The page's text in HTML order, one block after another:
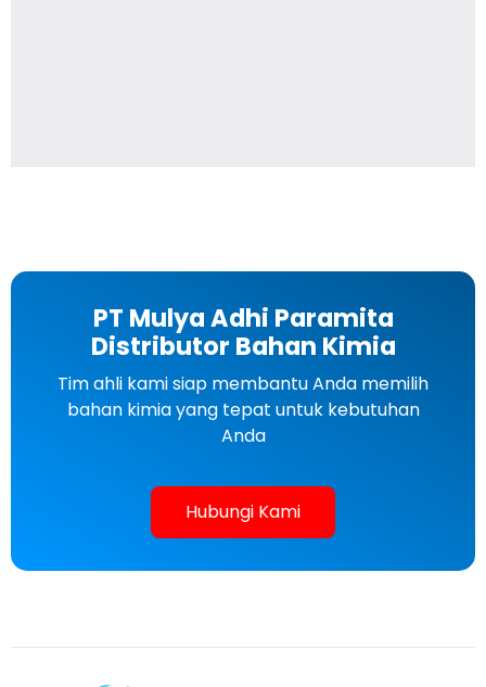
PT Mulya Adhi Paramita
Distributor Bahan Kimia
Tim ahli kami siap membantu Anda memilih
bahan kimia yang tepat untuk kebutuhan
Anda
Hubungi Kami